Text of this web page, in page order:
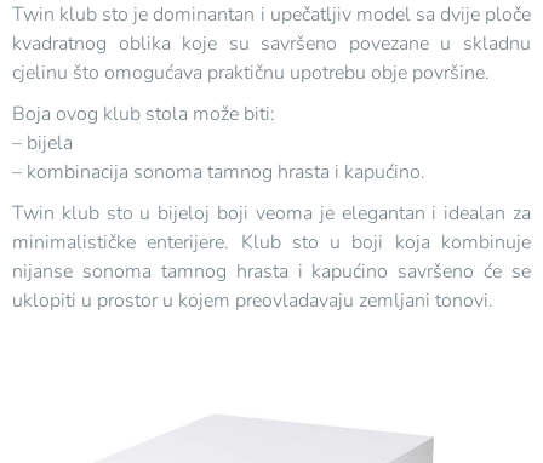
Twin klub sto je dominantan i upečatljiv model sa dvije ploče
kvadratnog oblika koje su savršeno povezane u skladnu
cjelinu što omogućava praktičnu upotrebu obje površine.
Boja ovog klub stola može biti:
– bijela
– kombinacija sonoma tamnog hrasta i kapućino.
Twin klub sto u bijeloj boji veoma je elegantan i idealan za
minimalističke enterijere. Klub sto u boji koja kombinuje
nijanse sonoma tamnog hrasta i kapućino savršeno će se
uklopiti u prostor u kojem preovladavaju zemljani tonovi.